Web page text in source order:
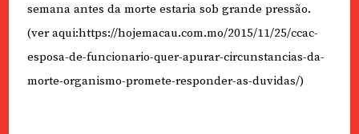
semana antes da morte estaria sob grande pressão.
(ver aqui:https://hojemacau.com.mo/2015/11/25/ccac-
esposa-de-funcionario-quer-apurar-circunstancias-da-
morte-organismo-promete-responder-as-duvidas/)